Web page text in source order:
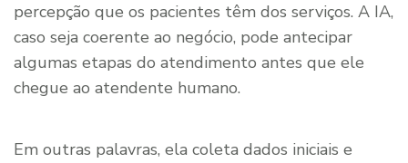
percepção que os pacientes têm dos serviços. A IA,
caso seja coerente ao negócio, pode antecipar
algumas etapas do atendimento antes que ele
chegue ao atendente humano.
Em outras palavras, ela coleta dados iniciais e